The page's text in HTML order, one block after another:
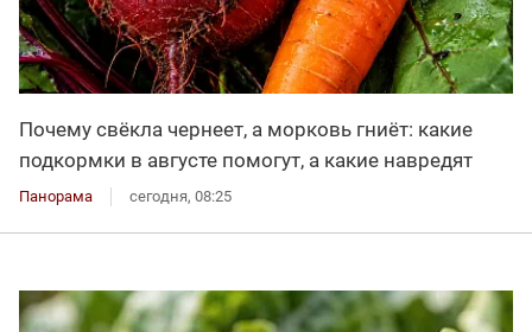
Почему свёкла чернеет, а морковь гниёт: какие
подкормки в августе помогут, а какие навредят
Панорама сегодня, 08:25